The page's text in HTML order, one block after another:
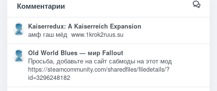
Комментарии
Kaiserredux: A Kaiserreich Expansion
амф гаш мёд www.1krok2ruus.su
Old World Blues — мир Fallout
Просьба, добавьте на сайт сабмоды на этот мод
https://steamcommunity.com/sharedfiles/filedetails/?
id=3296248182